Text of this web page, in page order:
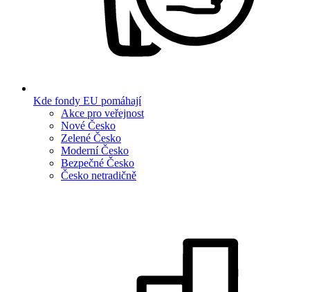
Kde fondy EU pomáhají
Akce pro veřejnost
Nové Česko
Zelené Česko
Moderní Česko
Bezpečné Česko
Česko netradičně